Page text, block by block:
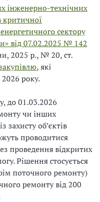
інженерно-технічних
критичної
сектору
від 07.02.2025 № 142
2025 р., № 20, ст.
, які
року.
до 01.03.2026
чи інших
захисту об’єктів
проводитися
проведення відкритих
Рішення стосується
поточного ремонту)
ремонту від 200